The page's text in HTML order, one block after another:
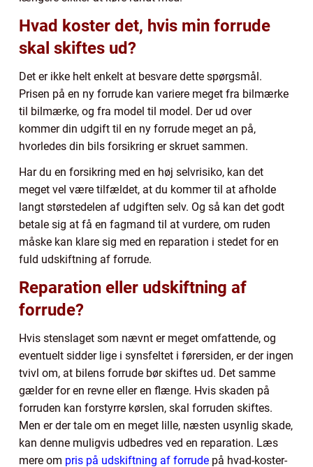
Hvad koster det, hvis min forrude
skal skiftes ud?
Det er ikke helt enkelt at besvare dette spørgsmål.
Prisen på en ny forrude kan variere meget fra bilmærke
til bilmærke, og fra model til model. Der ud over
kommer din udgift til en ny forrude meget an på,
hvorledes din bils forsikring er skruet sammen.
Har du en forsikring med en høj selvrisiko, kan det
meget vel være tilfældet, at du kommer til at afholde
langt størstedelen af udgiften selv. Og så kan det godt
betale sig at få en fagmand til at vurdere, om ruden
måske kan klare sig med en reparation i stedet for en
fuld udskiftning af forrude.
Reparation eller udskiftning af
forrude?
Hvis stenslaget som nævnt er meget omfattende, og
eventuelt sidder lige i synsfeltet i førersiden, er der ingen
tvivl om, at bilens forrude bør skiftes ud. Det samme
gælder for en revne eller en flænge. Hvis skaden på
forruden kan forstyrre kørslen, skal forruden skiftes.
Men er der tale om en meget lille, næsten usynlig skade,
kan denne muligvis udbedres ved en reparation. Læs
mere om pris på udskiftning af forrude på hvad-koster-